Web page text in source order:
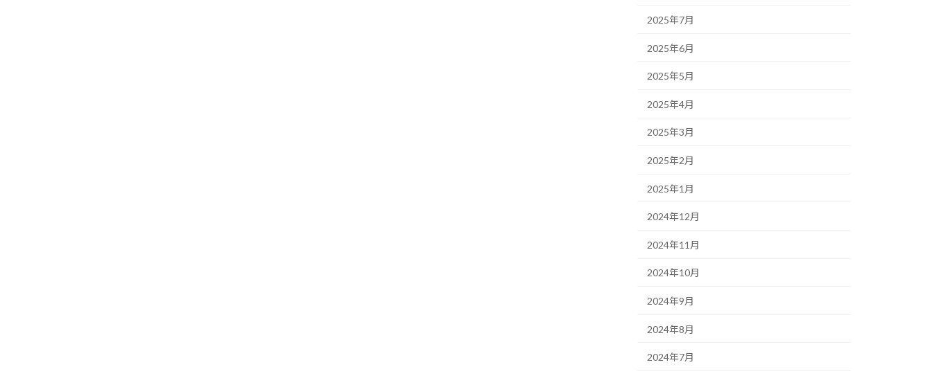
2025年7月
2025年6月
2025年5月
2025年4月
2025年3月
2025年2月
2025年1月
2024年12月
2024年11月
2024年10月
2024年9月
2024年8月
2024年7月